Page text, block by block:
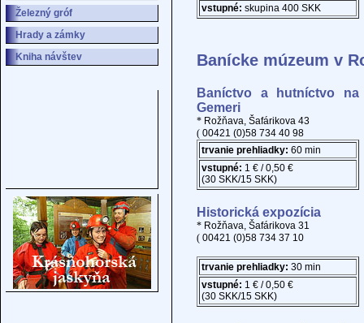
Železný gróf
Hrady a zámky
Kniha návštev
vstupné: skupina 400 SKK
Banícke múzeum v
Baníctvo a hutníctvo na
Gemeri
* Rožňava, Šafárikova 43
( 00421 (0)58 734 40 98
trvanie prehliadky: 60 min
vstupné: 1 € / 0,50 €
(30 SKK/15 SKK)
Historická expozícia
* Rožňava, Šafárikova 31
( 00421 (0)58 734 37 10
trvanie prehliadky: 30 min
vstupné: 1 € / 0,50 €
(30 SKK/15 SKK)